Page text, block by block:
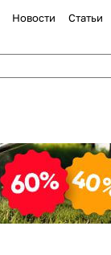
Новости Статьи